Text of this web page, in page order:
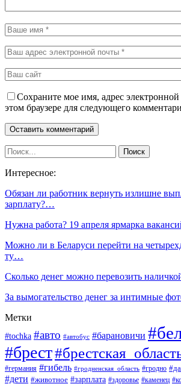
Сохраните мое имя, адрес
этом браузере для следующего
Интересное:
Обязан ли работник вернуть излишне
зарплату?…
Нужна работа? 19 апреля ярмарка
Можно ли в Беларуси перейти на
ту…
Сколько денег можно перевозить
За вымогательство денег за интимные
Метки
#tochka #авто #автобус #барановичи
#брест
#германия #гибель #гродненская_область #гродно
#дети #животное #зарплата #здоровье #каменец